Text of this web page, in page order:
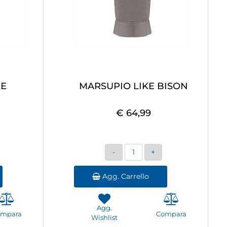
MARSUPIO LIKE BISON
€ 64,99
Quantità
Agg. Carrello
Agg.
Wishlist
Compara